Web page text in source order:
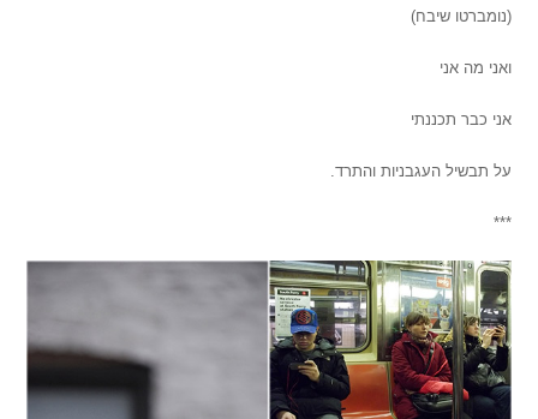
(נומברטו שיבח)
ואני מה אני
אני כבר תכננתי
על תבשיל העגבניות והתרד.
***